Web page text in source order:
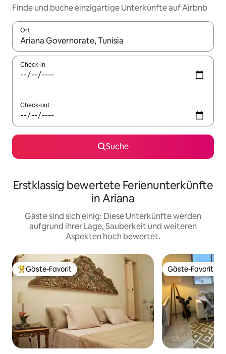
Finde und buche einzigartige Unterkünfte auf Airbnb
Ort
Wenn Ergebnisse verfügbar sind, navigiere mit den
Check-in
Check-out
Suche
Erstklassig bewertete Ferienunterkünfte
in Ariana
Gäste sind sich einig: Diese Unterkünfte werden
aufgrund ihrer Lage, Sauberkeit und weiteren
Aspekten hoch bewertet.
Beliebter Gäste-Favorit.
Gäste-Favorit Gäste-Favorit
Gäste-Favorit